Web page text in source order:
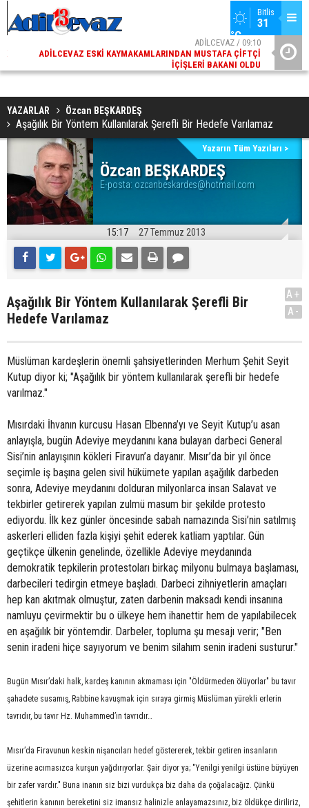
Bitlis
31
°C
ADİLCEVAZ / 09:10
ADILCEVAZ ESKI KAYMAKAMLARINDAN MUSTAFA ÇIFTÇI
İÇIŞLERI BAKANI OLDU
YAZARLAR Özcan BEŞKARDEŞ
Aşağılık Bir Yöntem Kullanılarak Şerefli Bir Hedefe Varılamaz
Özcan BEŞKARDEŞ
E-posta: ozcanbeskardes@hotmail.com
Yazarın Tüm Yazıları >
15:17 27 Temmuz 2013
Aşağılık Bir Yöntem Kullanılarak Şerefli Bir
Hedefe Varılamaz
A+
A-
Müslüman kardeşlerin önemli şahsiyetlerinden Merhum Şehit Seyit
Kutup diyor ki; "Aşağılık bir yöntem kullanılarak şerefli bir hedefe
varılmaz."
Mısırdaki İhvanın kurcusu Hasan Elbenna’yı ve Seyit Kutup’u asan
anlayışla, bugün Adeviye meydanını kana bulayan darbeci General
Sisi’nin anlayışının kökleri Firavun’a dayanır. Mısır’da bir yıl önce
seçimle iş başına gelen sivil hükümete yapılan aşağılık darbeden
sonra, Adeviye meydanını dolduran milyonlarca insan Salavat ve
tekbirler getirerek yapılan zulmü masum bir şekilde protesto
ediyordu. İlk kez günler öncesinde sabah namazında Sisi’nin satılmış
askerleri elliden fazla kişiyi şehit ederek katliam yaptılar. Gün
geçtikçe ülkenin genelinde, özellikle Adeviye meydanında
demokratik tepkilerin protestoları birkaç milyonu bulmaya başlaması,
darbecileri tedirgin etmeye başladı. Darbeci zihniyetlerin amaçları
hep kan akıtmak olmuştur, zaten darbenin maksadı kendi insanına
namluyu çevirmektir bu o ülkeye hem ihanettir hem de yapılabilecek
en aşağılık bir yöntemdir. Darbeler, topluma şu mesajı verir; "Ben
senin iradeni hiçe sayıyorum ve benim silahım senin iradeni susturur."
Bugün Mısır’daki halk, kardeş kanının akmaması için "Öldürmeden ölüyorlar" bu tavır
şahadete susamış, Rabbine kavuşmak için sıraya girmiş Müslüman yürekli erlerin
tavrıdır, bu tavır Hz. Muhammed’in tavrıdır…
Mısır’da Firavunun keskin nişancıları hedef göstererek, tekbir getiren insanların
üzerine acımasızca kurşun yağdırıyorlar. Şair diyor ya; "Yenilgi yenilgi üstüne büyüyen
bir zafer vardır." Buna inanın siz bizi vurdukça biz daha da çoğalacağız. Çünkü
şehitlerin kanının bereketini siz imansız halinizle anlayamazsınız, biz öldükçe diriliriz,